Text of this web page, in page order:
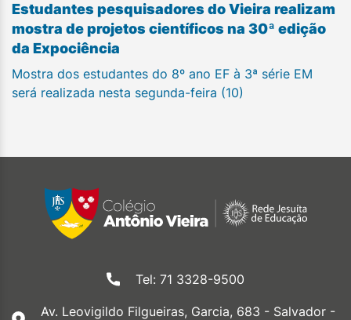
Estudantes pesquisadores do Vieira realizam
mostra de projetos científicos na 30ª edição
da Expociência
Mostra dos estudantes do 8º ano EF à 3ª série EM
será realizada nesta segunda-feira (10)
Tel: 71 3328-9500
Av. Leovigildo Filgueiras, Garcia, 683 - Salvador -